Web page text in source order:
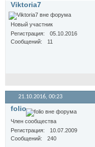
Viktoria7
Новый участник
Регистрация
05.10.2016
Сообщений
11
21.10.2016, 00:23
folio
Член сообщества
Регистрация
10.07.2009
Сообщений
240